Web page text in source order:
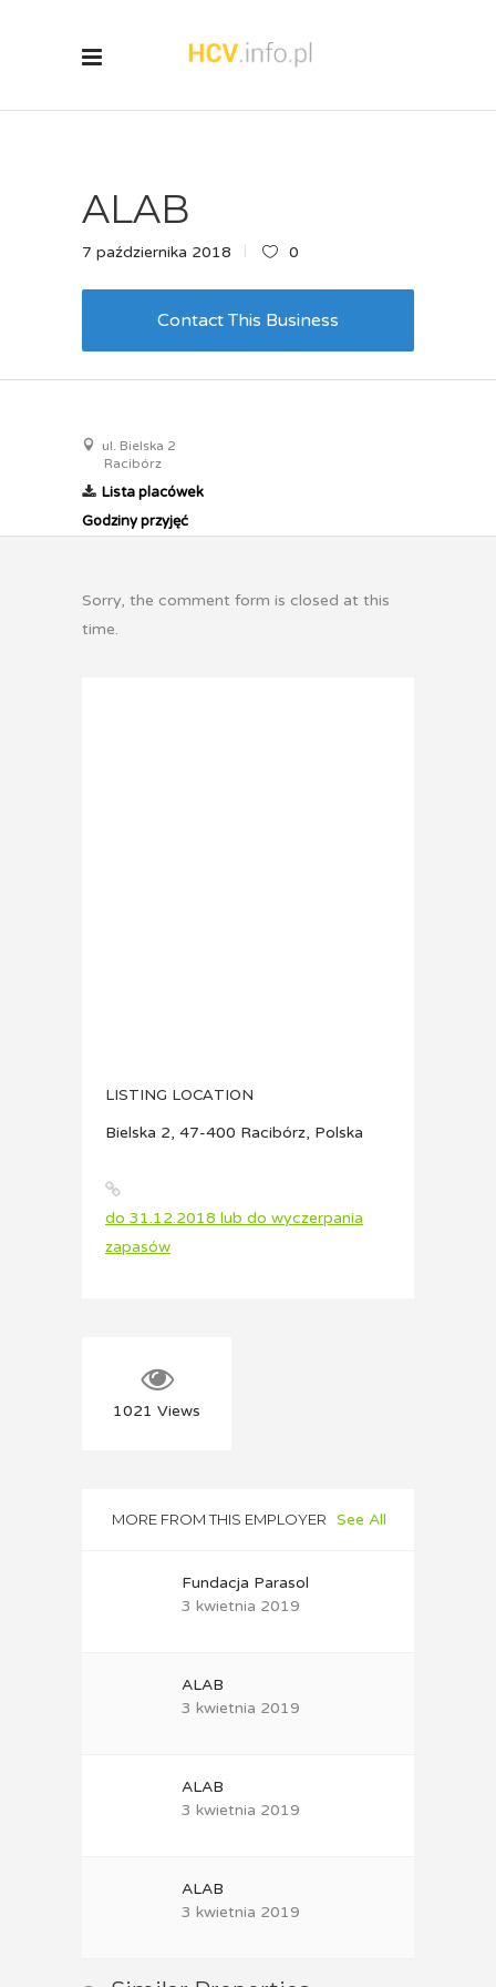
ALAB
7 października 2018 0
Contact This Business
ul. Bielska 2
Racibórz
Lista placówek
Godziny przyjęć
Sorry, the comment form is closed at this
time.
LISTING LOCATION
Bielska 2, 47-400 Racibórz, Polska
do 31.12.2018 lub do wyczerpania
zapasów
1021 Views
MORE FROM THIS EMPLOYER See All
Fundacja Parasol
3 kwietnia 2019
ALAB
3 kwietnia 2019
ALAB
3 kwietnia 2019
ALAB
3 kwietnia 2019